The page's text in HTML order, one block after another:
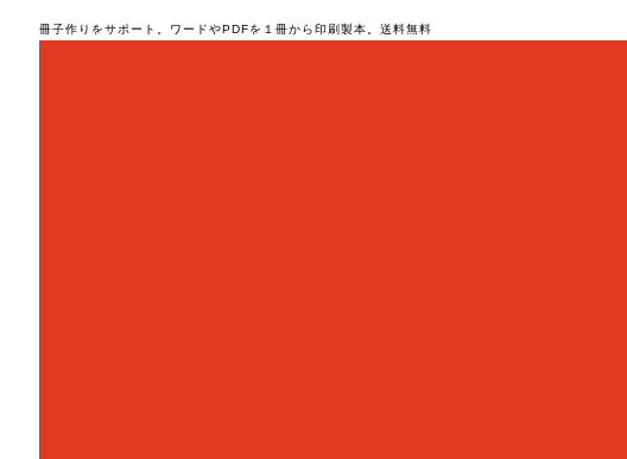
冊子作りをサポート。ワードやPDFを１冊から印刷製本。送料無料